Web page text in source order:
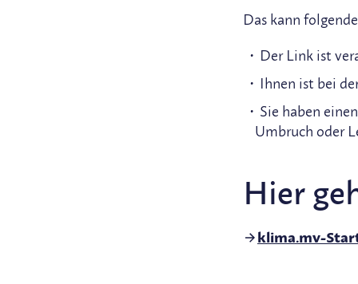
Das kann
Der Link ist
Ihnen ist bei
Sie haben
Umbruch oder
Hier
klima.mv-